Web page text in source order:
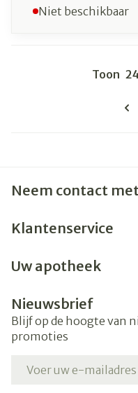
Niet beschikbaar
Toon
Neem contact
Klantenservice
Uw apotheek
Nieuwsbrief
Blijf op de hoogte van
promoties